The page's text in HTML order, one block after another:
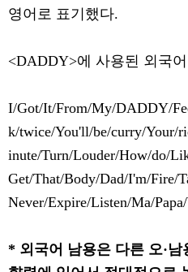
영어로 표기했다.
<DADDY>에 사용된 외국
I/Got/It/From/My/DADDY/
k/twice/You'll/be/curry/Your/
inute/Turn/Louder/How/do/
Get/That/Body/Dad/I'm/Fire/
Never/Expire/Listen/Ma/
* 외국어 남용은 다른 오·남